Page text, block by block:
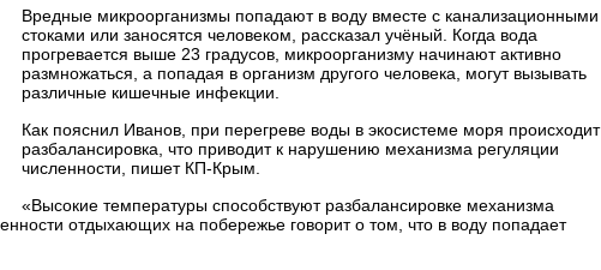
Вредные микроорганизмы попадают в воду вместе с канализационными
стоками или заносятся человеком, рассказал учёный. Когда вода
прогревается выше 23 градусов, микроорганизму начинают активно
размножаться, а попадая в организм другого человека, могут вызывать
различные кишечные инфекции.
Как пояснил Иванов, при перегреве воды в экосистеме моря происходит
разбалансировка, что приводит к нарушению механизма регуляции
численности, пишет КП-Крым.
«Высокие температуры способствуют разбалансировке механизма
отдыхающих на побережье говорит о том, что в воду попадает